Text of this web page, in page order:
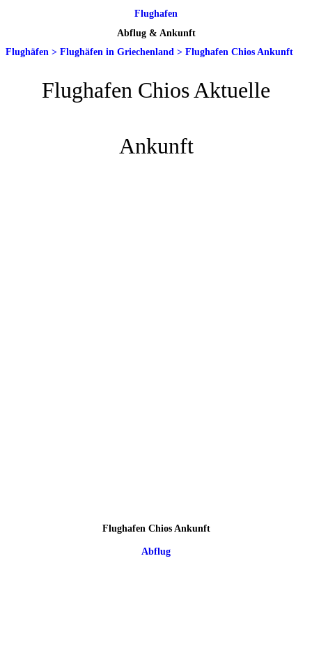
Flughafen
Abflug & Ankunft
Flughäfen > Flughäfen in Griechenland > Flughafen Chios Ankunft
Flughafen Chios Aktuelle
Ankunft
Flughafen Chios Ankunft
Abflug